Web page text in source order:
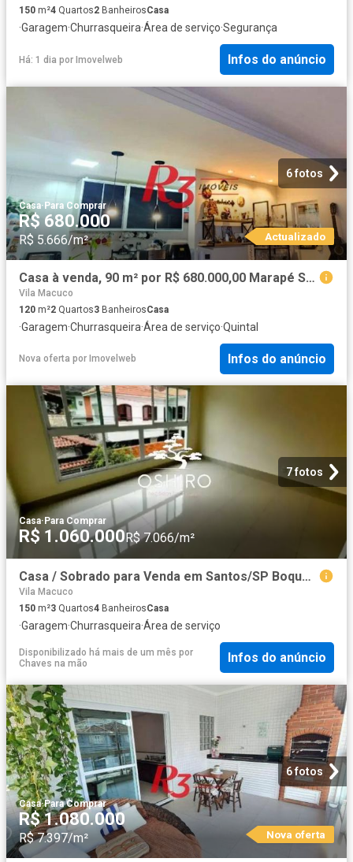
150 m²4 Quartos2 BanheirosCasa
·Garagem·Churrasqueira·Área de serviço·Segurança
Há: 1 dia por Imovelweb Infos do anúncio
6 fotos
Casa·Para Comprar
R$ 680.000
R$ 5.666/m² Actualizado
Casa à venda, 90 m² por R$ 680.000,00 Marapé Santos/SP
Vila Macuco
120 m²2 Quartos3 BanheirosCasa
·Garagem·Churrasqueira·Área de serviço·Quintal
Nova oferta por Imovelweb Infos do anúncio
7 fotos
Casa· Para Comprar
R$ 1.060.000 R$ 7.066/m²
Casa / Sobrado para Venda em Santos/SP Boqueirão 3 Quartos
Vila Macuco
150 m²3 Quartos4 BanheirosCasa
·Garagem·Churrasqueira·Área de serviço
Disponibilizado há mais de um mês por
Chaves na mão
Infos do anúncio
6 fotos
Casa·Para Comprar
R$ 1.080.000
R$ 7.397/m² Nova oferta